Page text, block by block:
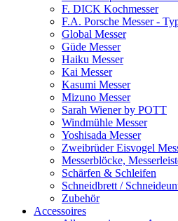
F. DICK Kochmesser
F.A. Porsche Messer -
Global Messer
Güde Messer
Haiku Messer
Kai Messer
Kasumi Messer
Mizuno Messer
Sarah Wiener by POTT
Windmühle Messer
Yoshisada Messer
Zweibrüder Eisvogel
Messerblöcke,
Schärfen & Schleifen
Schneidbrett /
Zubehör
Accessoires